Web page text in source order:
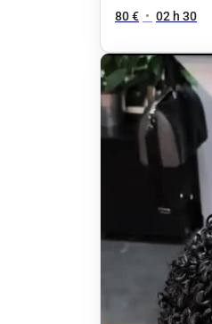
80 € • 02 h 30